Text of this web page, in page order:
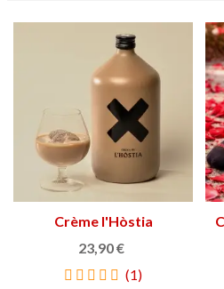
Crème l'Hòstia
23,90 €
(1)